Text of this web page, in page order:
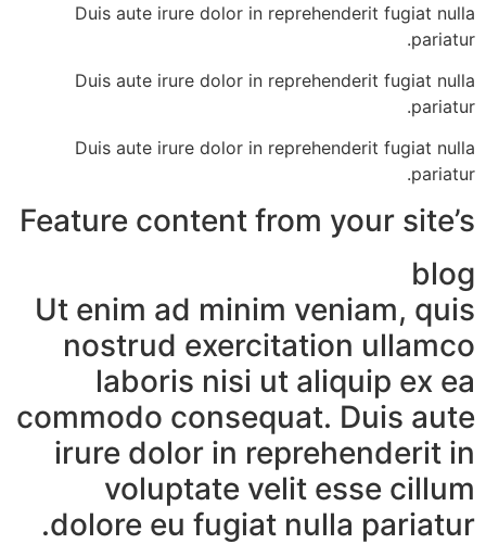
Duis aute irure dolor in reprehenderit fugiat nulla
pariatur.
Duis aute irure dolor in reprehenderit fugiat nulla
pariatur.
Duis aute irure dolor in reprehenderit fugiat nulla
pariatur.
Feature content from your site’s
blog
Ut enim ad minim veniam, quis
nostrud exercitation ullamco
laboris nisi ut aliquip ex ea
commodo consequat. Duis aute
irure dolor in reprehenderit in
voluptate velit esse cillum
dolore eu fugiat nulla pariatur.